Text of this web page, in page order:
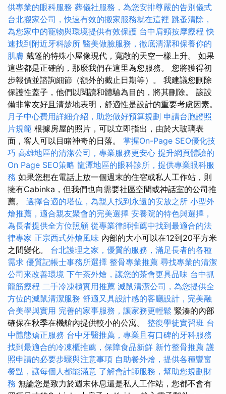
供專業的眼科服務 葬儀社服務，為您安排尊嚴的告別儀式
台北搬家公司，快速有效的搬家服務就在這裡 跳蚤清除，
為您家中的寵物與環境提供有效保護 台中肩頸按摩療程快
速找到附近牙科診所 醫美做臉服務，徹底清潔和保養你的
肌膚 戴篷的特殊小屋像現代，寬敞的天空一樣上升。 如果
這些都是正確的，那麼我們在這里為您服務。 您將獲得初
步報價並諮詢細節（額外的截止日期等）。 我建議您刪除
保護性蓋子，他們以閱讀和體驗為目的，將其刪除。 該設
備非常友好且清楚地表明，舒適性是設計的重要考慮因素。
月子中心費用詳細介紹，助您做好預算規劃 申請台胞證照
片規範 根據房屋的照片，可以立即指出，由於大玻璃表
面，客人可以目睹神奇的日落。 掌握On-Page SEO優化技
巧 高雄地區的清潔公司，專業服務更安心 提升網頁體驗的
On Page SEO策略 龍潭地區的眼科診所，提供專業眼科服
務 如果您想在電話上放一個週末的住宿或私人工作站，則
擁有Cabinka，但我們也向需要社區空間或神話室的公司推
薦。 選擇合適的塔位，為親人找到永遠的安放之所 小型外
燴推薦，適合親友聚會的完美選擇 安養院的特色與選擇，
為長者提供全方位照顧 從專業律師推薦中找到最適合的法
律專家 正宗西式外燴風味 內部的大小可以在12到20平方米
之間變化。 台北護理之家，優質的服務，滿足長者的各種
需求 優質記帳士事務所選擇 整骨專業推薦 尋找專業的清潔
公司來改善環境 下午茶外燴，讓您的茶會更具品味 台中抓
龍筋療程 二手冷凍櫃實用推薦 滅鼠清潔公司，為您提供全
方位的滅鼠清潔服務 舒適又具設計感的客廳設計，完美融
合美學與實用 完善的家事服務，讓家務更輕鬆 緊湊的內部
確保在秋季在機艙內提供較小的公寓。 整復學徒實習班 台
中體態矯正服務 台中牙醫推薦，專業且有口碑的牙科服務
找到最適合的冷凍櫃推薦，保障食品新鮮 新竹整骨推薦 護
照申請的必要步驟與注意事項 自助餐外燴，提供各種豐富
餐點，讓每個人都能滿意 了解會計師服務，幫助您規劃財
務 無論您是致力於週末休息還是私人工作站，您都不會有